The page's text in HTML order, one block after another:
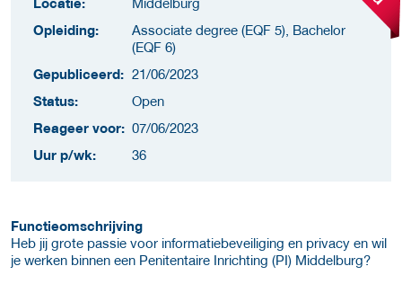
Opleiding:
Associate degree (EQF 5), Bachelor
(EQF 6)
Gepubliceerd: 21/06/2023
Status:
Open
Reageer voor: 07/06/2023
Uur p/wk:
36
Functie­omschrijving
Heb jij grote passie voor informatiebeveiliging en privacy en wil
je werken binnen een Penitentaire Inrichting (PI) Middelburg?